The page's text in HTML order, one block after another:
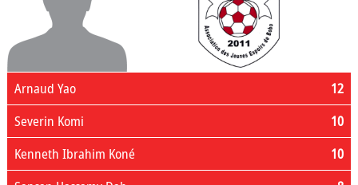
12
Arnaud Yao
10
Severin Komi
10
Kenneth Ibrahim Koné